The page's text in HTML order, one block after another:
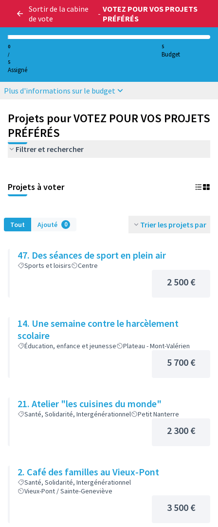
Sortir de la cabine
de vote
- VOTEZ POUR VOS PROJETS
PRÉFÉRÉS
0
/
5
Assigné
5
Budget
Plus d'informations sur le budget
Projets pour VOTEZ POUR VOS PROJETS
PRÉFÉRÉS
Filtrer et rechercher
Projets à voter
Tout Ajouté 0 Trier les projets par
47. Des séances de sport en plein air
Sports et loisirs Centre
2 500 €
14. Une semaine contre le harcèlement
scolaire
Éducation, enfance et jeunesse Plateau - Mont-Valérien
5 700 €
21. Atelier "les cuisines du monde"
Santé, Solidarité, Intergénérationnel Petit Nanterre
2 300 €
2. Café des familles au Vieux-Pont
Santé, Solidarité, Intergénérationnel
Vieux-Pont / Sainte-Geneviève
3 500 €